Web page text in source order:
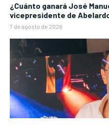
¿Cuánto ganará José
vicepresidente de
7 de agosto de 2026